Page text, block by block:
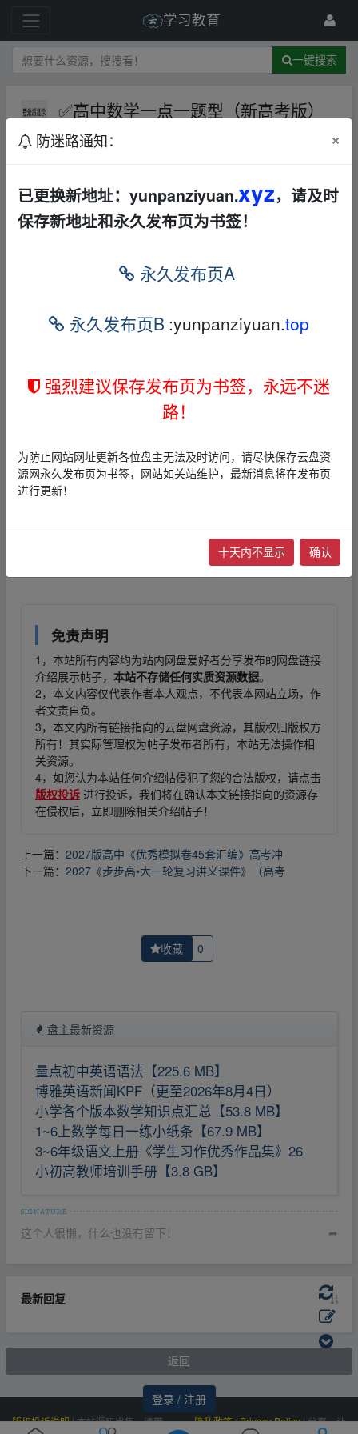
登录 / 注册
学习教育
一键搜索
✅️高中数学一点一题型（新高考版）
【506.4MB】
✅️高中数学一点一题型（新高考版）_fr、om
w‥ww.y_un pan▁zi yu an.xy‥z
_fr、om w‥ww.y_un pan▁zi yu an.xy‥z
📄 《高考数学•一点一题型》上册.pdf (58.5 M
MB)
📄 《高考数学•一点一题型》中册.pdf (191.1
MB) _fr、om w‥ww.y_un pan▁zi yu an.xy‥z
夸克网盘下载：
后查看
_fr、om w‥ww.y_un pan▁zi yu an.xy‥z
免责声明
1，本站所有内容均为站内网盘爱好者分享发布的网盘链接
介绍展示帖子， 本站不存储任何实质资源数据。
2，本文内容仅代表作者本人观点，不代表本网站立场，作
者文责自负。
3，本文内所有链接指向的云盘网盘资源，其版权归版权方
所有！其实际管理权为帖子发布者所有，本站无法操作相
关资源。
4，如您认为本站任何介绍帖侵犯了您的合法版权，请点击
版权投诉 进行投诉，我们将在确认本文链接指向的资源存
在侵权后，立即删除相关介绍帖子！
上一篇： 2027版高中《优秀模拟卷45套汇编》高考冲
下一篇： 2027《步步高•大一轮复习讲义课件》（高考
收藏 0
盘主最新资源
量点初中英语语法【225.6 MB】
博雅英语新闻KPF（更至2026年8月4日）
小学各个版本数学知识点汇总【53.8 MB】
1~6上数学每日一练小纸条【67.9 MB】
3~6年级语文上册《学生习作优秀作品集》26
小初高教师培训手册【3.8 GB】
这个人很懒，什么也没有留下！ ➦
最新回复
返回
版权投诉说明|本站源码出售，请带
隐私政策 / Privacy Policy|分享，让
防迷路通知： ×
已更换新地址：yunpanziyuan.xyz，请及时
保存新地址和永久发布页为书签！
永久发布页A
永久发布页B :yunpanziyuan.top
强烈建议保存发布页为书签，永远不迷
路！
为防止网站网址更新各位盘主无法及时访问，请尽快保存云盘资
源网永久发布页为书签，网站如关站维护，最新消息将在发布页
进行更新！
十天内不显示 确认